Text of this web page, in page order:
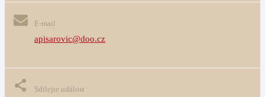
E-mail
apisarovic@doo.cz
Sdílejte událost